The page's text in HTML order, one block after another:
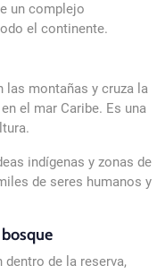
un complejo
el continente.
las montañas y cruza la
el mar Caribe. Es una
indígenas y zonas de
de seres humanos y
dentro de la reserva,